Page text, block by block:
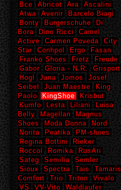
Все Abricot Ara
Ascalini
Atwa
Avenir
Barcelo Biagi
Bonty
Burgerschuhe
Di
Bora
Dino Ricci
Camel
Active
Carmen Poveda
City
Star
Conhpol Ergo
Fasan
Franko Shoes
Fretz
Freude
Gabor
Gloria - N.R.
Grisport
Hogl
Jana Jomos
Josef
Seibel
Juan Maestre
King
Paolo
KingShoe
Krisbut
Kumfo
Lesta Liliani
Luisa
Belly
Magellan
Magnus
Shoes
Moda Donna
Nord
Norita
Peatika
PM-shoes
Regina Bottini
Rieker
Roccol
Romika
RusAri
Sateg
Semilia
Semler
Sioux
Spectra Tais
Tamaris
Comfort
Trio Triton
Vivalo
VS
VV-Vito
Waldlaufer